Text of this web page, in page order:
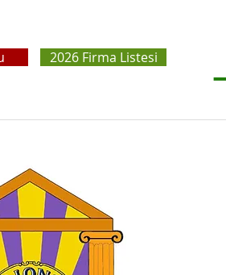
2026 Firma Listesi